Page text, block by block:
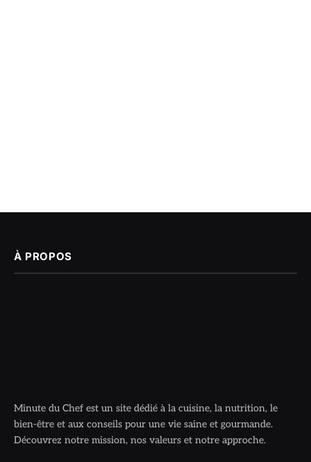
À PROPOS
Minute du Chef est un site dédié à la cuisine, la nutrition, le
bien-être et aux conseils pour une vie saine et gourmande.
Découvrez notre mission, nos valeurs et notre approche.